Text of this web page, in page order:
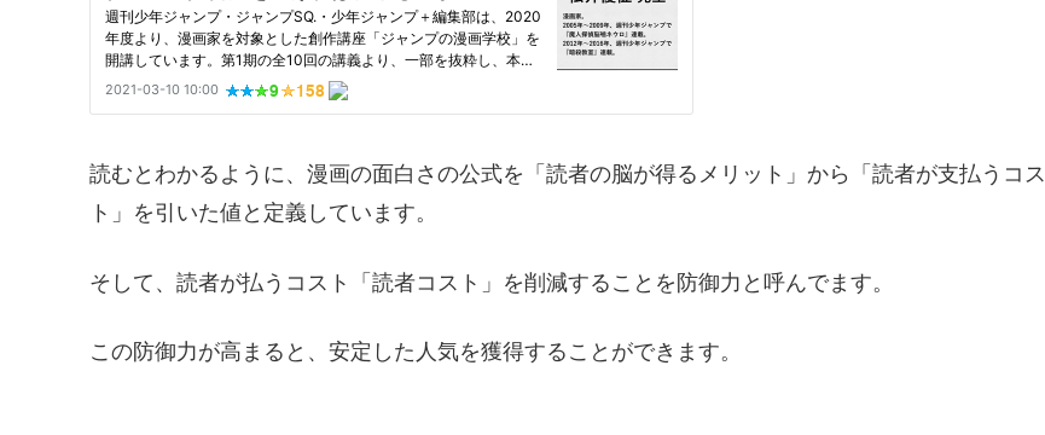
読むとわかるように、漫画の面白さの公式を「読者の脳が得るメリット」から「読者が支払うコス
ト」を引いた値と定義しています。
そして、読者が払うコスト「読者コスト」を削減することを防御力と呼んでます。
この防御力が高まると、安定した人気を獲得することができます。